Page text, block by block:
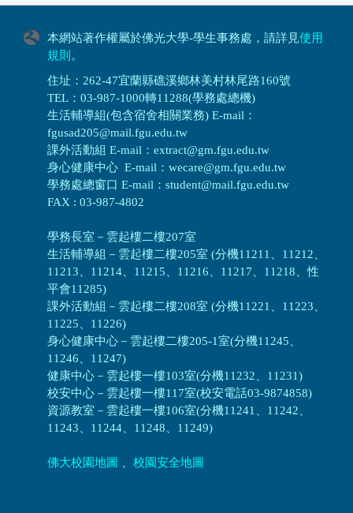
本網站著作權屬於佛光大學-學生事務處，請詳見使用
規則 。
住址：262-47宜蘭縣礁溪鄉林美村林尾路160號
TEL：03-987-1000轉11288(學務處總機)
生活輔導組(包含宿舍相關業務) E-mail：
fgusad205@mail.fgu.edu.tw
課外活動組 E-mail：extract@gm.fgu.edu.tw
身心健康中心 E-mail：wecare@gm.fgu.edu.tw
學務處總窗口 E-mail：student@mail.fgu.edu.tw
FAX : 03-987-4802
學務長室－雲起樓二樓207室
生活輔導組 － 雲起樓二樓205室 (分機11211、11212、
11213、11214、11215、11216、11217、11218、性
平會11285)
課外活動組 － 雲起樓二樓208室 (分機11221、11223、
11225、11226)
身心健康中心 － 雲起樓二樓205-1室(分機11245、
11246、11247)
健康中心－ 雲起樓一樓103室(分機11232、11231)
校安中心－ 雲起樓一樓117室(校安電話03-9874858)
資源教室 － 雲起樓一樓106室(分機11241、11242、
11243、11244、11248、11249)
佛大校園地圖 校園安全地圖